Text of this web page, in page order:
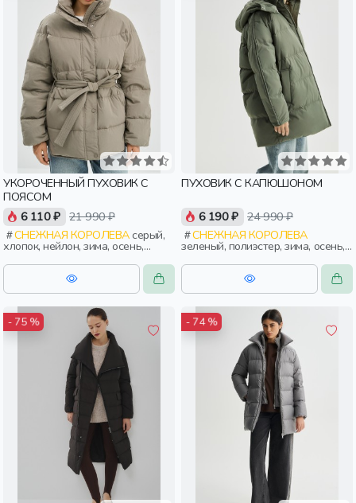
УКОРОЧЕННЫЙ ПУХОВИК С
ПОЯСОМ
6 110 ₽ 21 990 ₽
СНЕЖНАЯ КОРОЛЕВАсерый,
хлопок, нейлон, зима, осень,
ПУХОВИК С КАПЮШОНОМ
6 190 ₽ 24 990 ₽
СНЕЖНАЯ КОРОЛЕВА
зеленый, полиэстер, зима, осень,
россия, капюшон, застежка,
утепленные, стеганые, прорези,
карман, объемные, женщины,
взрослые
- 75 % - 74 %